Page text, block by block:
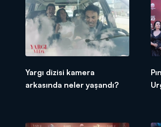
Yargı dizisi kamera
arkasında neler yaşandı?